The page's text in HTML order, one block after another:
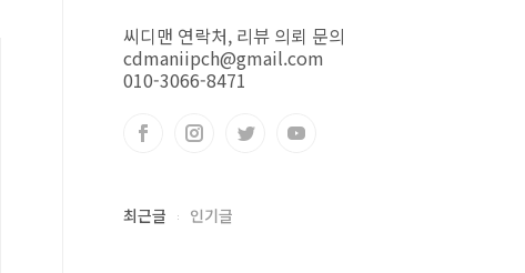
씨디맨 연락처, 리뷰 의뢰 문의
cdmaniipch@gmail.com
010-3066-8471
최근글 인기글